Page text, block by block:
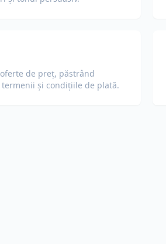
de preț, păstrând
și condițiile de plată.